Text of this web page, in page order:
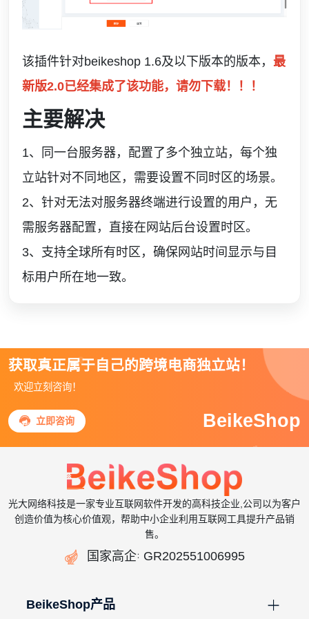
该插件针对beikeshop 1.6及以下版本的版本，最
新版2.0已经集成了该功能，请勿下载！！！
主要解决
1、同一台服务器，配置了多个独立站，每个独
立站针对不同地区，需要设置不同时区的场景。
2、针对无法对服务器终端进行设置的用户，无
需服务器配置，直接在网站后台设置时区。
3、支持全球所有时区，确保网站时间显示与目
标用户所在地一致。
获取真正属于自己的跨境电商独立站！
欢迎立刻咨询！
 立即咨询 BeikeShop
光大网络科技是一家专业互联网软件开发的高科技企业,公司以为客户
创造价值为核心价值观，帮助中小企业利用互联网工具提升产品销
售。
 国家高企： GR202551006995
BeikeShop产品